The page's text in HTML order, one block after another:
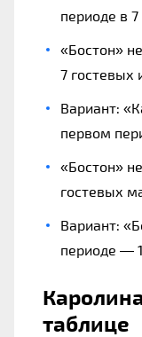
периоде в 7
«Бостон»
7 гостевых
Вариант:
первом
«Бостон»
гостевых
Вариант:
периоде —
таблице